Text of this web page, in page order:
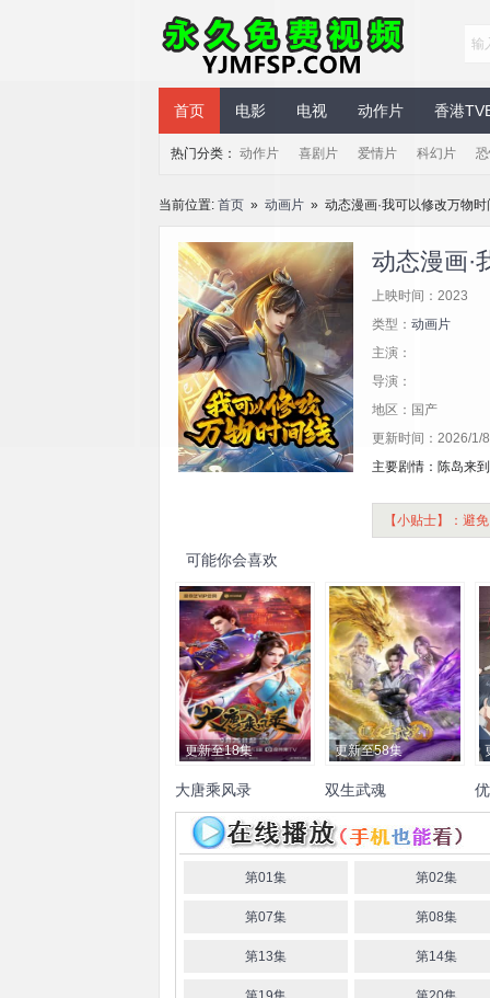
永久免费视频
首页 电影 电视 动作片 香港
热门分类： 动作片 喜剧片 爱情片 科幻片
当前位置: 首页 » 动画片 » 动态漫画·我可以修改万物
动态漫画·
上映时间：2023
类型： 动画片
主演：
导演：
地区：国产
更新时间：2026/1/
主要剧情：陈岛来
【小贴士】：避
可能你会喜欢
更新至18集
大唐乘风录
藤新 李兰陵 常蓉珊 林帽
叶知秋
更新至58集
双生武魂
王秋皓 刘曼 李敏 大鲲 楚
越 乔苏 余昌宇
第01集 第02集
第07集 第08集
第13集 第14集